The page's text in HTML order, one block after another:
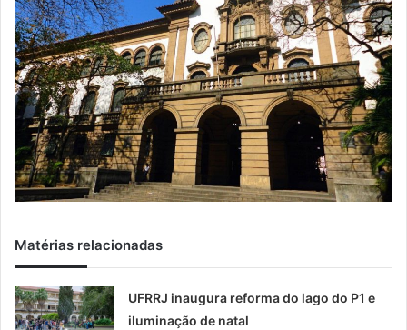
Matérias relacionadas
UFRRJ inaugura reforma do lago do P1 e
iluminação de natal